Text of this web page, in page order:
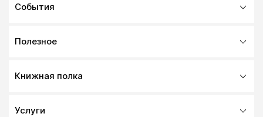
События
Полезное
Книжная полка
Услуги